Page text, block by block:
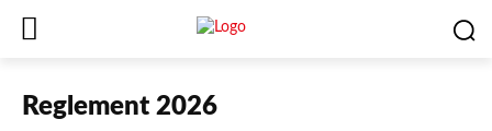
Reglement 2026